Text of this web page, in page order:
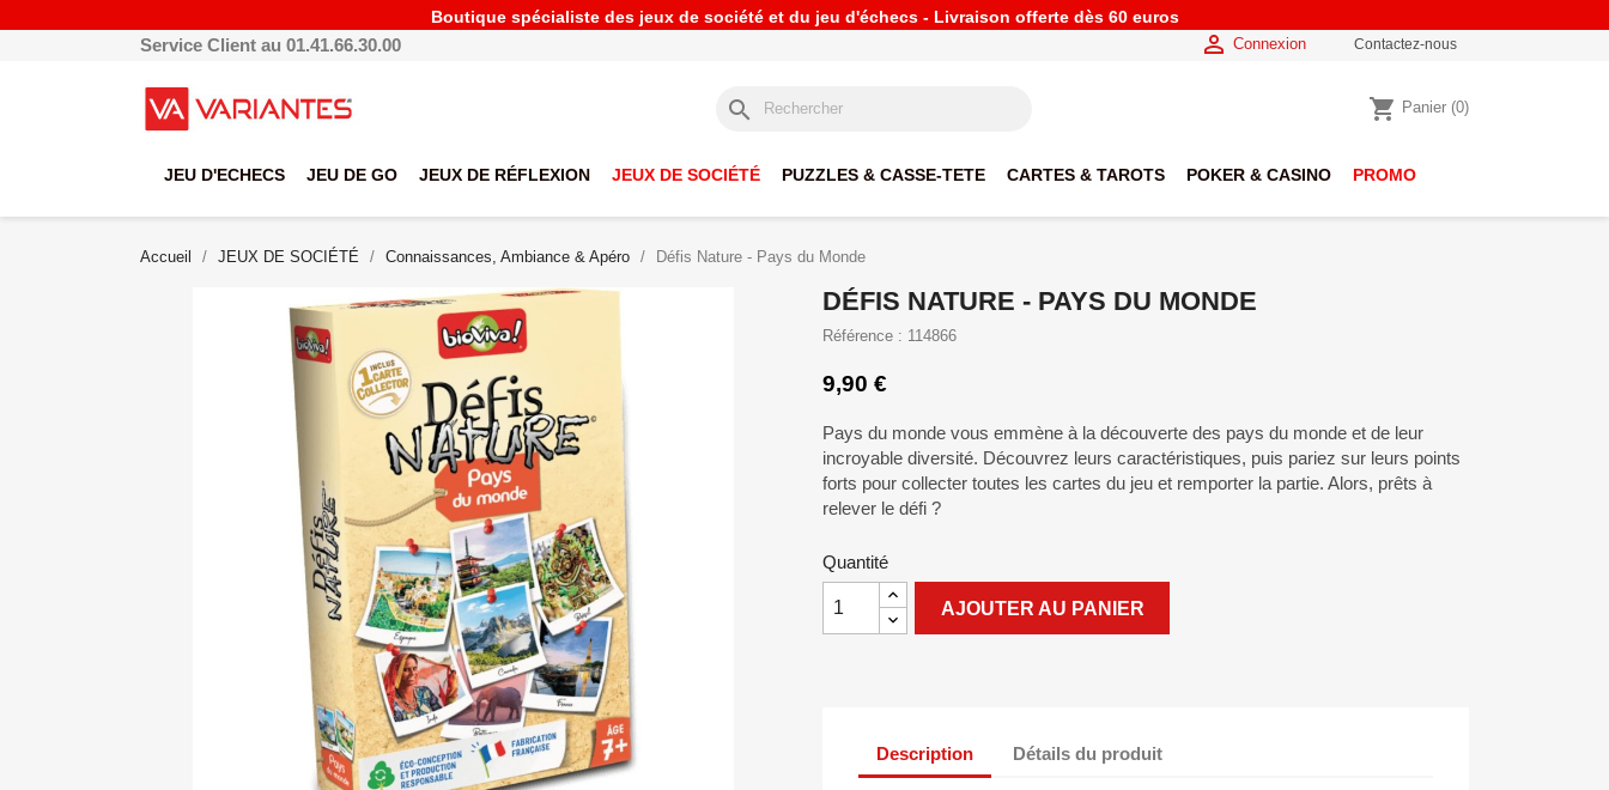
Boutique spécialiste des jeux de société et du jeu d'échecs - Livraison offerte dès 60 euros
Service Client au 01.41.66.30.00  Connexion Contactez-nous
search shopping_cart Panier (0)
JEU D'ECHECS JEU DE GO JEUX DE RÉFLEXION JEUX DE SOCIÉTÉ PUZZLES & CASSE-TETE CARTES & TAROTS POKER & CASINO PROMO
Accueil JEUX DE SOCIÉTÉ Connaissances, Ambiance & Apéro Défis Nature - Pays du Monde
DÉFIS NATURE - PAYS DU MONDE
Référence : 114866
9,90 €
Pays du monde vous emmène à la découverte des pays du monde et de leur
incroyable diversité. Découvrez leurs caractéristiques, puis pariez sur leurs points
forts pour collecter toutes les cartes du jeu et remporter la partie. Alors, prêts à
relever le défi ?
Quantité
AJOUTER AU PANIER
Description Détails du produit